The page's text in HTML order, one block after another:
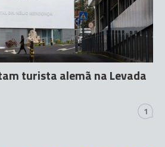
turista alemã na Levada
1